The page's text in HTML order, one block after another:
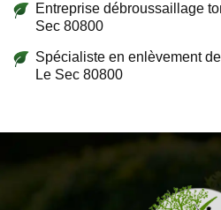
Entreprise débroussaillage
Sec 80800
Spécialiste en enlèvement
Le Sec 80800